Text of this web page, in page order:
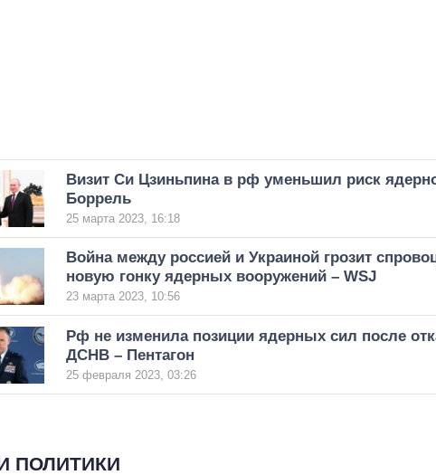
Визит Си Цзиньпина в рф уменьшил риск
Боррель
25 марта 2023, 16:18
Война между россией и Украиной грозит
новую гонку ядерных вооружений – WSJ
23 марта 2023, 10:56
Рф не изменила позиции ядерных сил после
ДСНВ – Пентагон
25 февраля 2023, 03:26
ПОЛИТИКИ